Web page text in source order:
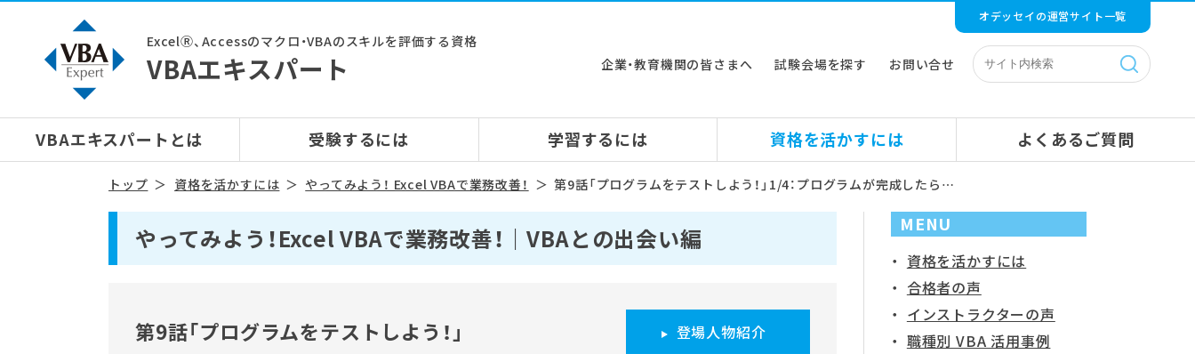
オデッセイの運営サイト一覧
ExcelⓇ、Accessのマクロ・VBAのスキルを評価する資格
VBAエキスパート 企業・教育機関の皆さまへ 試験会場を探す お問い合せ
VBAエキスパートとは 受験するには 学習するには 資格を活かすには よくあるご質問
トップ 資格を活かすには やってみよう！ Excel VBAで業務改善！ 第9話「プログラムをテストしよう！」1/4：プログラムが完成したら…
やってみよう！Excel VBAで業務改善！｜VBAとの出会い編
第9話「プログラムをテストしよう！」 登場人物紹介
MENU
資格を活かすには
合格者の声
インストラクターの声
職種別 VBA 活用事例